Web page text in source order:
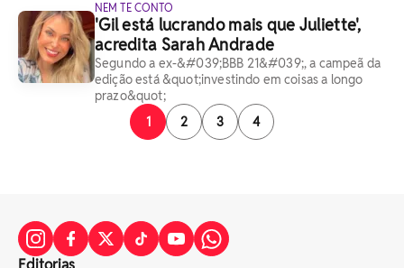
NEM TE CONTO
'Gil está lucrando mais que Juliette',
acredita Sarah Andrade
Segundo a ex-&#039;BBB 21&#039;, a campeã da
edição está &quot;investindo em coisas a longo
prazo&quot;
1
2 3 4